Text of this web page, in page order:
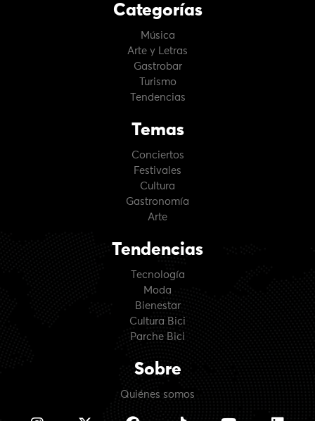
Categorías
Música
Arte y Letras
Gastrobar
Turismo
Tendencias
Temas
Conciertos
Festivales
Cultura
Gastronomía
Arte
Tendencias
Tecnología
Moda
Bienestar
Cultura Bici
Parche Bici
Sobre
Quiénes somos